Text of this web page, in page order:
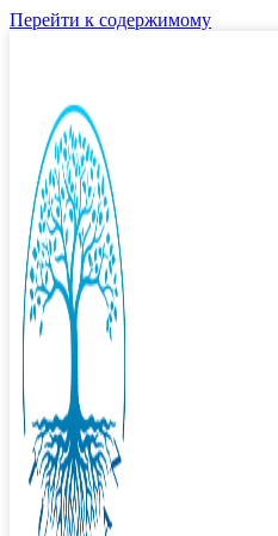
Перейти к содержимому